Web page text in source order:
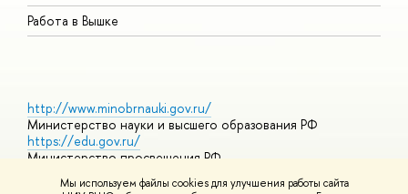
Мы используем файлы cookies для улучшения работы сайта
Работа в Вышке
http://www.minobrnauki.gov.ru/
Министерство науки и высшего образования РФ
https://edu.gov.ru/
Министерство просвещения РФ
Массовые открытые онлайн-курсы